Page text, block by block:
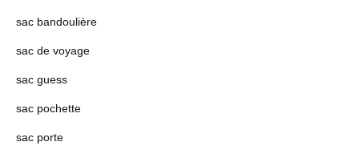
sac bandoulière
sac de voyage
sac guess
sac pochette
sac porte